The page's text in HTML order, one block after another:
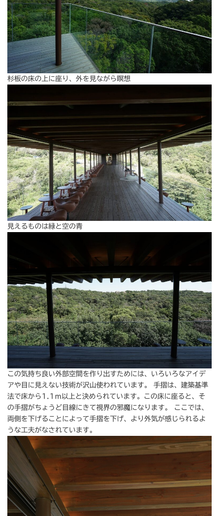
杉板の床の上に座り、外を見ながら瞑想
見えるものは緑と空の青
この気持ち良い外部空間を作り出すためには、いろいろなアイデ
アや目に見えない技術が沢山使われています。 手摺は、建築基準
法で床から1.1ｍ以上と決められています。この床に座ると、そ
の手摺がちょうど目線にきて視界の邪魔になります。 ここでは、
両側を下げることによって手摺を下げ、より外気が感じられるよ
うな工夫がなされています。